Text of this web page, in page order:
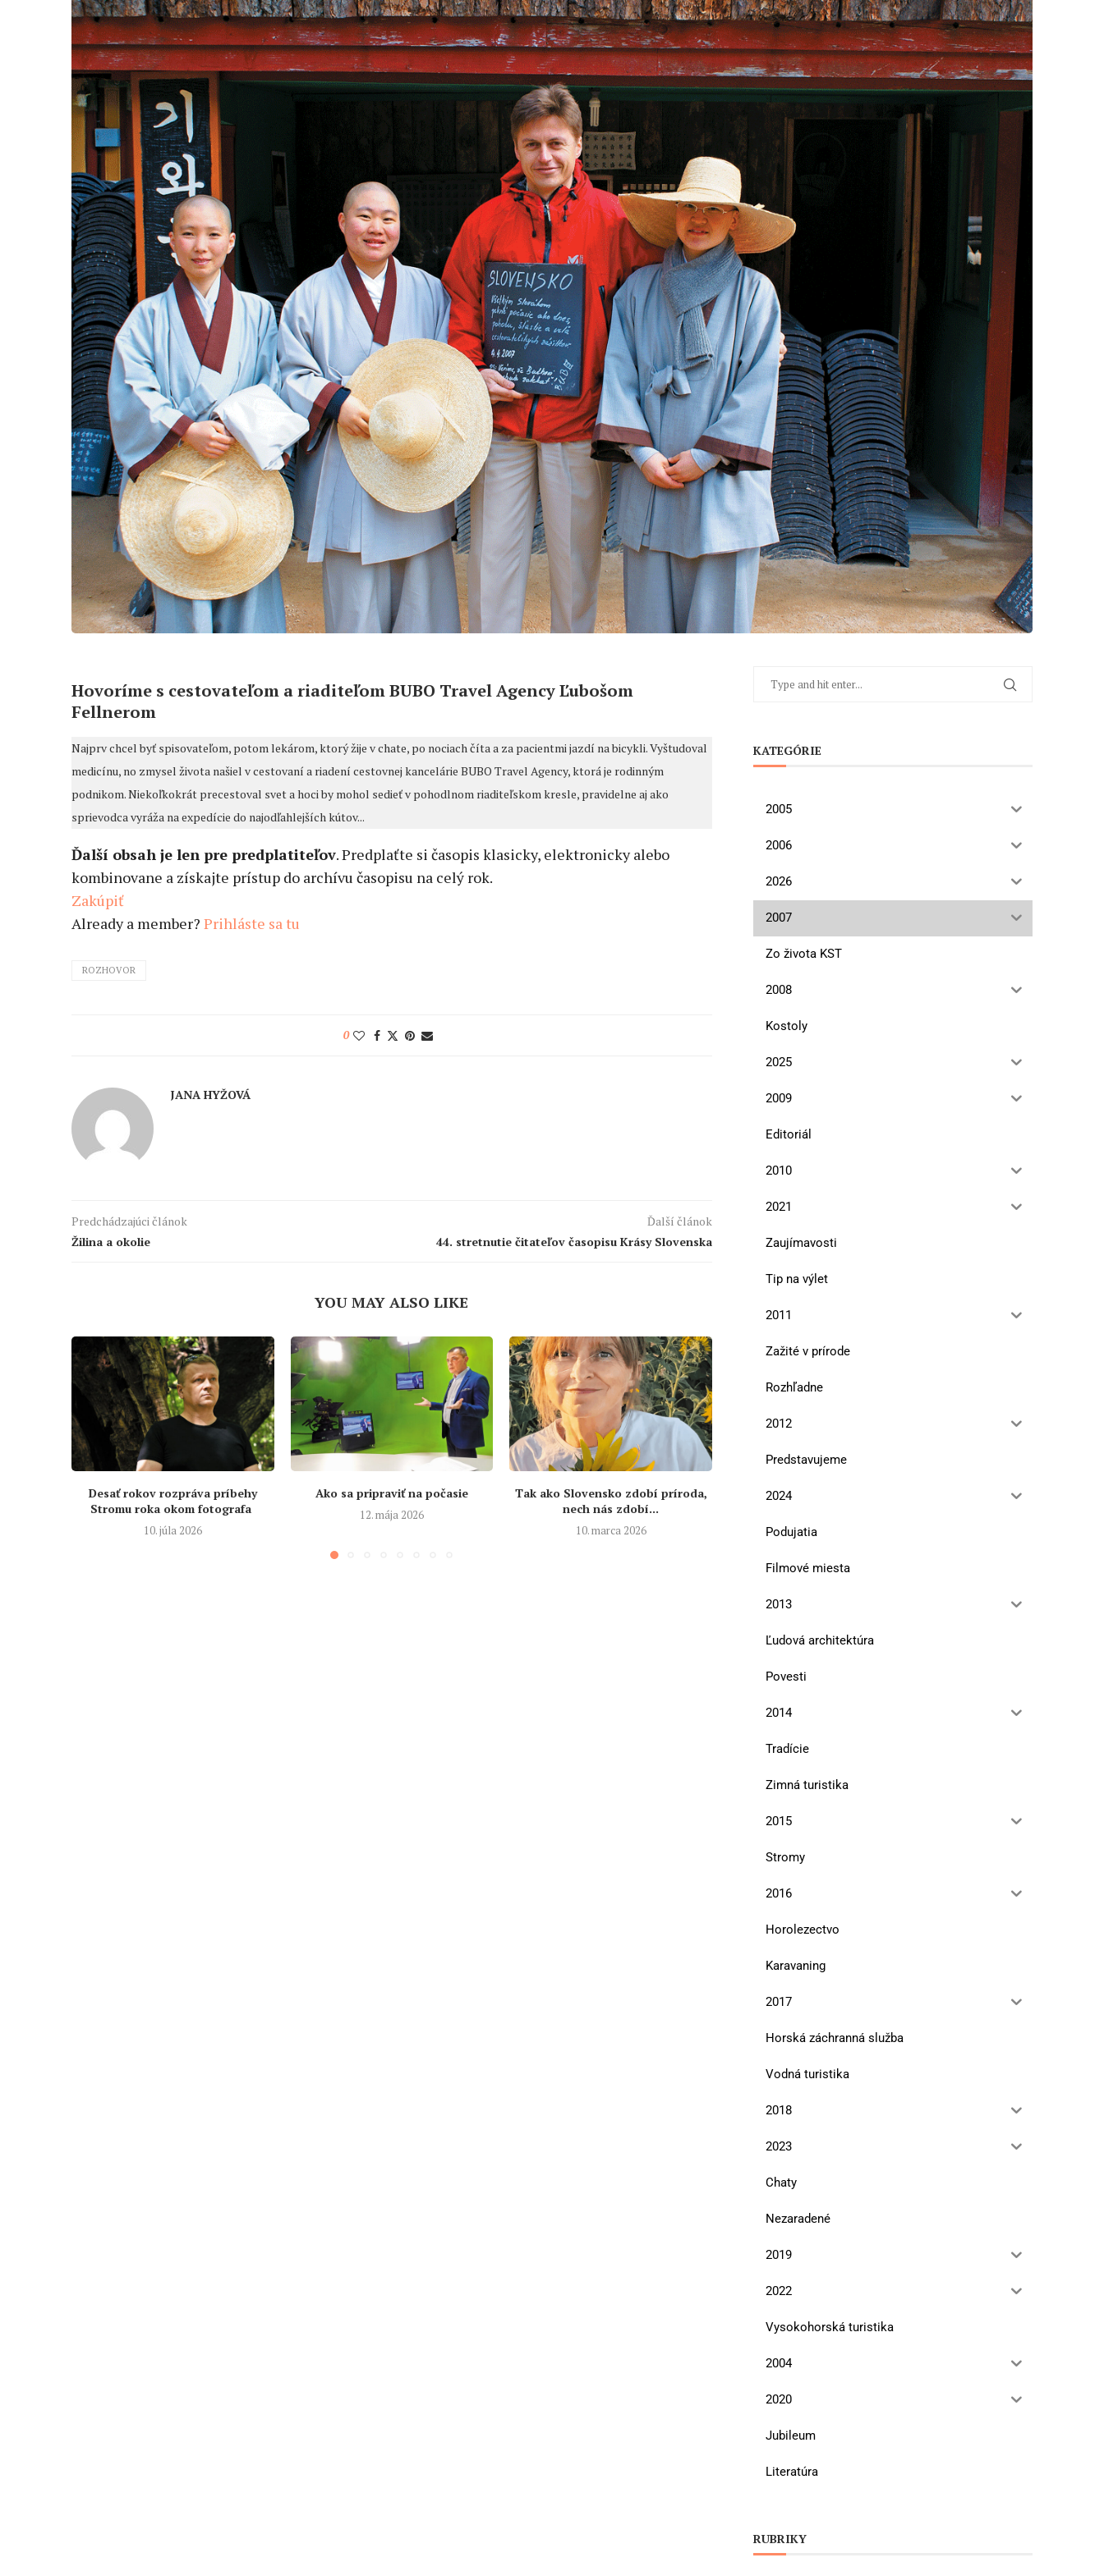
Hovoríme s cestovateľom a riaditeľom BUBO Travel Agency Ľubošom
Fellnerom
Najprv chcel byť spisovateľom, potom lekárom, ktorý žije v chate, po nociach číta a za pacientmi jazdí na bicykli. Vyštudoval
medicínu, no zmysel života našiel v cestovaní a riadení cestovnej kancelárie BUBO Travel Agency, ktorá je rodinným
podnikom. Niekoľkokrát precestoval svet a hoci by mohol sedieť v pohodlnom riaditeľskom kresle, pravidelne aj ako
sprievodca vyráža na expedície do najodľahlejších kútov...
Ďalší obsah je len pre predplatiteľov. Predplaťte si časopis klasicky, elektronicky alebo
kombinovane a získajte prístup do archívu časopisu na celý rok.
Zakúpiť
Already a member? Prihláste sa tu
ROZHOVOR
0
JANA HYŽOVÁ
Predchádzajúci článok
Žilina a okolie
Ďalší článok
44. stretnutie čitateľov časopisu Krásy Slovenska
YOU MAY ALSO LIKE
Desať rokov rozpráva príbehy
Stromu roka okom fotografa
10. júla 2026
Ako sa pripraviť na počasie
12. mája 2026
Tak ako Slovensko zdobí príroda,
nech nás zdobí...
10. marca 2026
Najviac si cením vzťahy
Marmolada je mojou
KATEGÓRIE
2005
2006
2026
2007
Zo života KST
2008
Kostoly
2025
2009
Editoriál
2010
2021
Zaujímavosti
Tip na výlet
2011
Zažité v prírode
Rozhľadne
2012
Predstavujeme
2024
Podujatia
Filmové miesta
2013
Ľudová architektúra
Povesti
2014
Tradície
Zimná turistika
2015
Stromy
2016
Horolezectvo
Karavaning
2017
Horská záchranná služba
Vodná turistika
2018
2023
Chaty
Nezaradené
2019
2022
Vysokohorská turistika
2004
2020
Jubileum
Literatúra
RUBRIKY